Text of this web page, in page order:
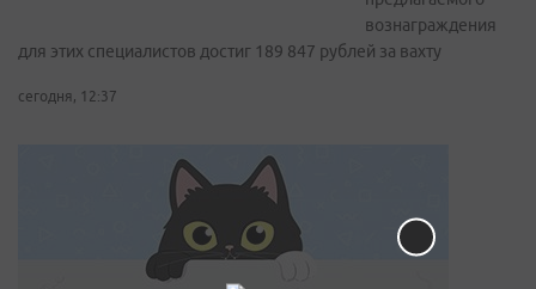
вознаграждения
для этих специалистов достиг 189 847 рублей за вахту
сегодня, 12:37